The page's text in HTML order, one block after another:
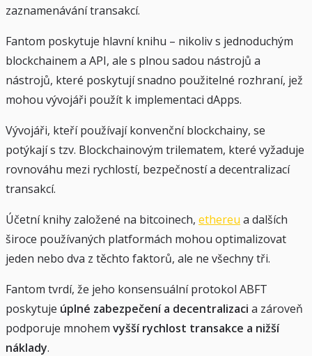
zaznamenávání transakcí.
Fantom poskytuje hlavní knihu – nikoliv s jednoduchým
blockchainem a API, ale s plnou sadou nástrojů a
nástrojů, které poskytují snadno použitelné rozhraní, jež
mohou vývojáři použít k implementaci dApps.
Vývojáři, kteří používají konvenční blockchainy, se
potýkají s tzv. Blockchainovým trilematem, které vyžaduje
rovnováhu mezi rychlostí, bezpečností a decentralizací
transakcí.
Účetní knihy založené na bitcoinech, ethereu a dalších
široce používaných platformách mohou optimalizovat
jeden nebo dva z těchto faktorů, ale ne všechny tři.
Fantom tvrdí, že jeho konsensuální protokol ABFT
poskytuje úplné zabezpečení a decentralizaci a zároveň
podporuje mnohem vyšší rychlost transakce a nižší
náklady.